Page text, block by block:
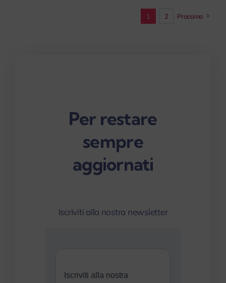
1 2 Prossimo
Per restare
sempre
aggiornati
Iscriviti alla nostra newsletter